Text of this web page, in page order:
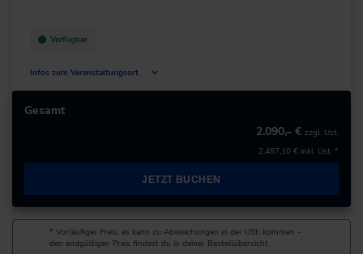
Verfügbar
Infos zum Veranstaltungsort
Deutschland
Gesamt
2.090,– € zzgl. Ust.
2.487,10 € inkl. Ust. *
JETZT BUCHEN
* Vorläufiger Preis, es kann zu Abweichungen in der USt. kommen -
den endgültigen Preis findest du in deiner Bestellübersicht.